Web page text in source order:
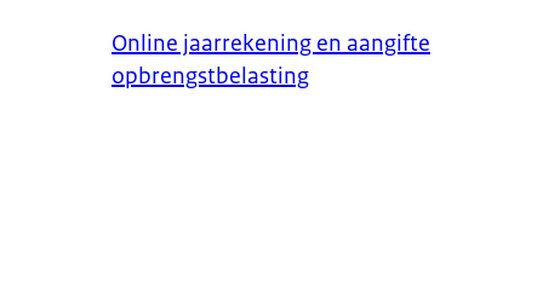
Online jaarrekening en aangifte
opbrengstbelasting